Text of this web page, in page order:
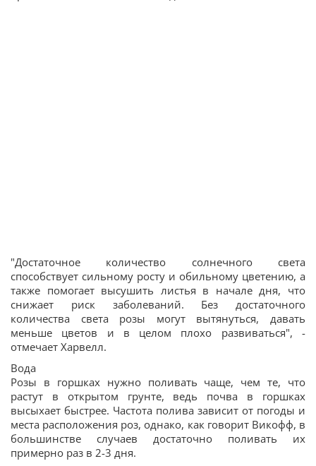
"Достаточное количество солнечного света
способствует сильному росту и обильному цветению, а
также помогает высушить листья в начале дня, что
снижает риск заболеваний. Без достаточного
количества света розы могут вытянуться, давать
меньше цветов и в целом плохо развиваться", -
отмечает Харвелл.
Вода
Розы в горшках нужно поливать чаще, чем те, что
растут в открытом грунте, ведь почва в горшках
высыхает быстрее. Частота полива зависит от погоды и
места расположения роз, однако, как говорит Викофф, в
большинстве случаев достаточно поливать их
примерно раз в 2-3 дня.